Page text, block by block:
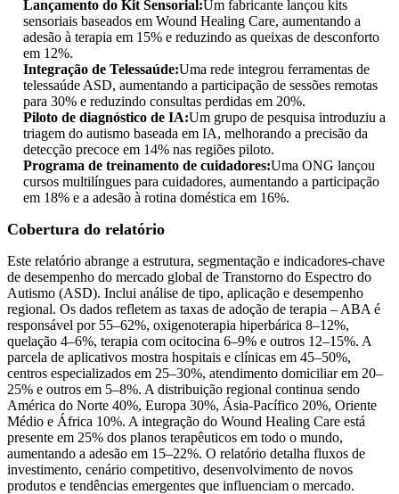
Lançamento do Kit Sensorial:Um fabricante lançou kits
sensoriais baseados em Wound Healing Care, aumentando a
adesão à terapia em 15% e reduzindo as queixas de desconforto
em 12%.
Integração de Telessaúde:Uma rede integrou ferramentas de
telessaúde ASD, aumentando a participação de sessões remotas
para 30% e reduzindo consultas perdidas em 20%.
Piloto de diagnóstico de IA:Um grupo de pesquisa introduziu a
triagem do autismo baseada em IA, melhorando a precisão da
detecção precoce em 14% nas regiões piloto.
Programa de treinamento de cuidadores:Uma ONG lançou
cursos multilíngues para cuidadores, aumentando a participação
em 18% e a adesão à rotina doméstica em 16%.
Cobertura do relatório
Este relatório abrange a estrutura, segmentação e indicadores-chave
de desempenho do mercado global de Transtorno do Espectro do
Autismo (ASD). Inclui análise de tipo, aplicação e desempenho
regional. Os dados refletem as taxas de adoção de terapia – ABA é
responsável por 55–62%, oxigenoterapia hiperbárica 8–12%,
quelação 4–6%, terapia com ocitocina 6–9% e outros 12–15%. A
parcela de aplicativos mostra hospitais e clínicas em 45–50%,
centros especializados em 25–30%, atendimento domiciliar em 20–
25% e outros em 5–8%. A distribuição regional continua sendo
América do Norte 40%, Europa 30%, Ásia-Pacífico 20%, Oriente
Médio e África 10%. A integração do Wound Healing Care está
presente em 25% dos planos terapêuticos em todo o mundo,
aumentando a adesão em 15–22%. O relatório detalha fluxos de
investimento, cenário competitivo, desenvolvimento de novos
produtos e tendências emergentes que influenciam o mercado.